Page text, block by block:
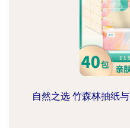
自然之选 竹森林抽纸